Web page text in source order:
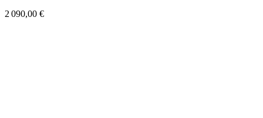
2 090,00 €